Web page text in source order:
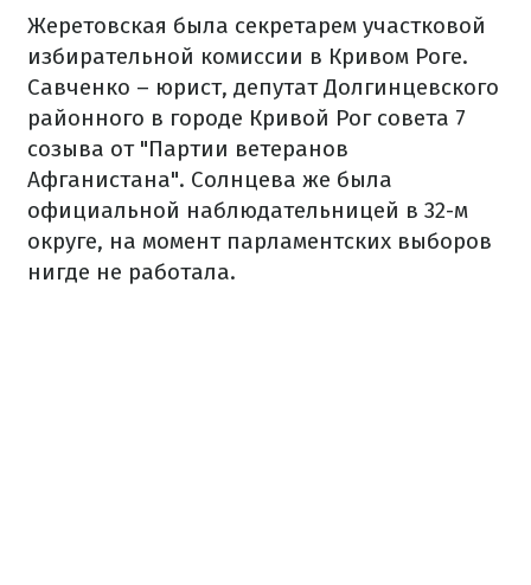
Жеретовская была секретарем участковой
избирательной комиссии в Кривом Роге.
Савченко – юрист, депутат Долгинцевского
районного в городе Кривой Рог совета 7
созыва от "Партии ветеранов
Афганистана". Солнцева же была
официальной наблюдательницей в 32-м
округе, на момент парламентских выборов
нигде не работала.